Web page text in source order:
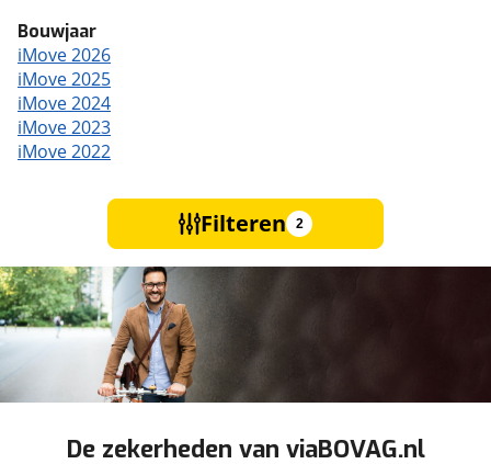
Bouwjaar
iMove 2026
iMove 2025
iMove 2024
iMove 2023
iMove 2022
Filteren 2
De zekerheden van viaBOVAG.nl